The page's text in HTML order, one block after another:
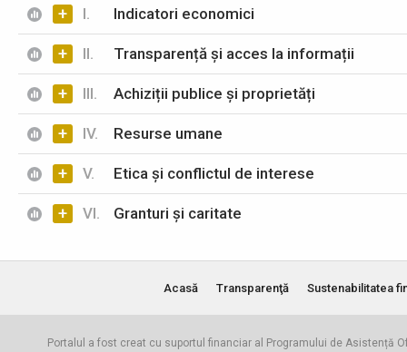
+ I. Indicatori economici
+ II. Transparență și acces la informații
+ III. Achiziții publice și proprietăți
+ IV. Resurse umane
+ V. Etica și conflictul de interese
+ VI. Granturi și caritate
Acasă Transparenţă Sustenabilitatea
Portalul a fost creat cu suportul financiar al Programului de Asistență